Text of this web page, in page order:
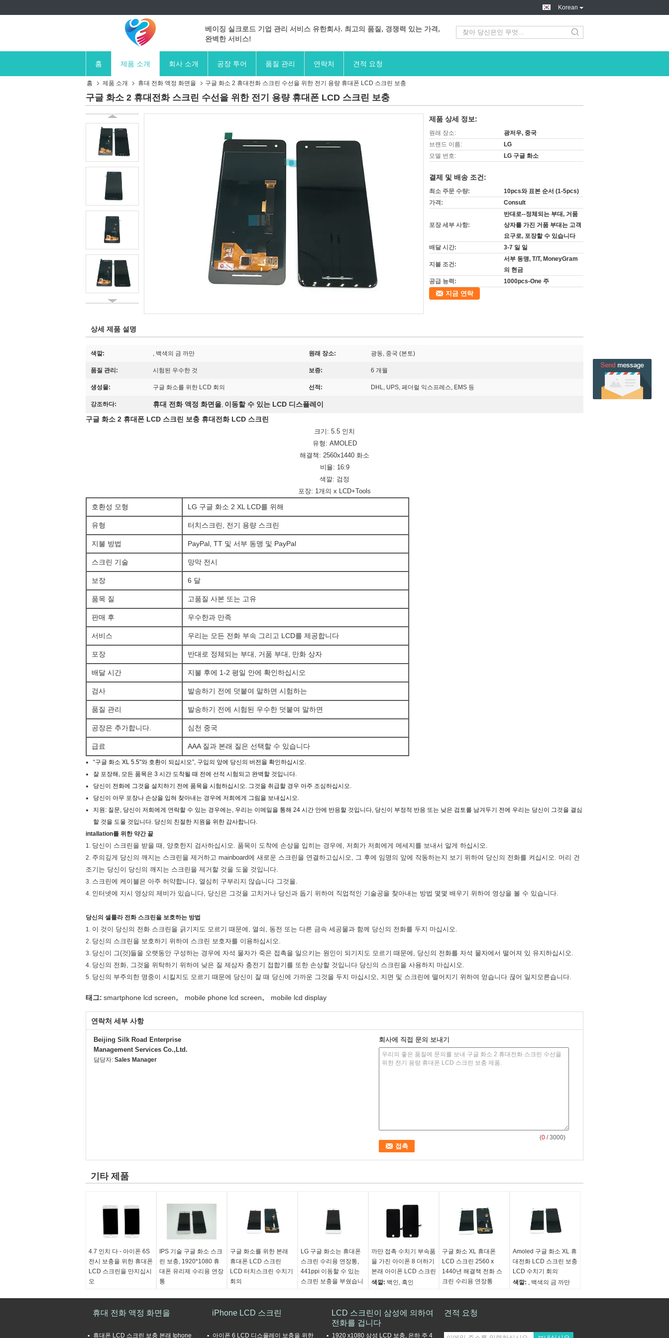
Korean
베이징 실크로드 기업 관리 서비스 유한회사. 최고의 품질, 경쟁력 있는 가격,
완벽한 서비스!
search
홈 제품 소개 회사 소개 공장 투어 품질 관리 연락처 견적 요청
홈 제품 소개 휴대 전화 액정 화면을 구글 화소 2 휴대전화 스크린 수선을 위한 전기 용량 휴대폰 LCD 스크린 보충
구글 화소 2 휴대전화 스크린 수선을 위한 전기 용량 휴대폰 LCD 스크린 보충
제품 상세 정보:
원래 장소:
광저우, 중국
브랜드 이름:
LG
모델 번호:
LG 구글 화소
결제 및 배송 조건:
최소 주문 수량:
10pcs와 표본 순서 (1-5pcs)
가격:
Consult
포장 세부 사항:
반대로--정체되는 부대, 거품
상자를 가진 거품 부대는 고객
요구로, 포장할 수 있습니다
배달 시간:
3-7 일 일
지불 조건:
서부 동맹, T/T, MoneyGram
의 현금
공급 능력:
1000pcs-One 주
지금 연락
상세 제품 설명
색깔: , 백색의 금 까만 원래 장소: 광동, 중국 (본토)
품질 관리: 시험된 우수한 것 보증: 6 개월
생성물: 구글 화소를 위한 LCD 회의 선적: DHL, UPS, 페더럴 익스프레스, EMS 등
강조하다: 휴대 전화 액정 화면을, 이동할 수 있는 LCD 디스플레이
구글 화소 2 휴대폰 LCD 스크린 보충 휴대전화 LCD 스크린
크기: 5.5 인치
유형: AMOLED
해결책: 2560x1440 화소
비율: 16:9
색깔: 검정
포장: 1개의 x LCD+Tools
호환성 모형 LG 구글 화소 2 XL LCD를 위해
유형 터치스크린, 전기 용량 스크린
지불 방법 PayPal, TT 및 서부 동맹 및 PayPal
스크린 기술 망막 전시
보장 6 달
품목 질 고품질 사본 또는 고유
판매 후 우수한과 만족
서비스 우리는 모든 전화 부속 그리고 LCD를 제공합니다
포장 반대로 정체되는 부대, 거품 부대, 만화 상자
배달 시간 지불 후에 1-2 평일 안에 확인하십시오
검사 발송하기 전에 덧붙여 말하면 시험하는
품질 관리 발송하기 전에 시험된 우수한 덧붙여 말하면
공장은 추가합니다. 심천 중국
급료 AAA 질과 본래 질은 선택할 수 있습니다
“구글 화소 XL 5.5"와 호환이 되십시오”, 구입의 앞에 당신의 버전을 확인하십시오.
잘 포장해, 모든 품목은 3 시간 도착될 때 전에 선적 시험되고 완벽할 것입니다.
당신이 전화에 그것을 설치하기 전에 품목을 시험하십시오. 그것을 취급할 경우 아주 조심하십시오.
당신이 아무 포장나 손상을 입혀 찾아내는 경우에 저희에게 그림을 보내십시오.
지원: 질문, 당신이 저희에게 연락할 수 있는 경우에는, 우리는 이메일을 통해 24 시간 안에 반응할 것입니다, 당신이 부정적 반응 또는 낮은 검토를 남겨두기 전에 우리는 당신이 그것을 결심
할 것을 도울 것입니다. 당신의 친절한 지원을 위한 감사합니다.
intallation를 위한 약간 끝
1. 당신이 스크린을 받을 때, 양호한지 검사하십시오. 품목이 도착에 손상을 입히는 경우에, 저희가 저희에게 메세지를 보내서 알게 하십시오.
2. 주의깊게 당신의 깨지는 스크린을 제거하고 mainboard에 새로운 스크린을 연결하고십시오, 그 후에 임명의 앞에 작동하는지 보기 위하여 당신의 전화를 켜십시오. 머리 건
조기는 당신이 당신의 깨지는 스크린을 제거할 것을 도울 것입니다.
3. 스크린에 케이블은 아주 허약합니다, 열심히 구부리지 않습니다 그것을.
4. 인터넷에 지시 영상의 제비가 있습니다, 당신은 그것을 고치거나 당신과 돕기 위하여 직업적인 기술공을 찾아내는 방법 몇몇 배우기 위하여 영상을 볼 수 있습니다.
당신의 셀룰라 전화 스크린을 보호하는 방법
1. 이 것이 당신의 전화 스크린을 긁기지도 모르기 때문에, 열쇠, 동전 또는 다른 금속 세공물과 함께 당신의 전화를 두지 마십시오.
2. 당신의 스크린을 보호하기 위하여 스크린 보호자를 이용하십시오.
3. 당신이 그(것)들을 오랫동안 구성하는 경우에 자석 물자가 죽은 접촉을 일으키는 원인이 되기지도 모르기 때문에, 당신의 전화를 자석 물자에서 떨어져 있 유지하십시오.
4. 당신의 전화, 그것을 위탁하기 위하여 낮은 질 제삼자 충전기 접합기를 또한 손상할 것입니다 당신의 스크린을 사용하지 마십시오.
5. 당신의 부주의한 명중이 시킬지도 모르기 때문에 당신이 잘 때 당신에 가까운 그것을 두지 마십시오, 지면 및 스크린에 떨어지기 위하여 얻습니다 끊어 일지모른습니다.
태그: smartphone lcd screen, mobile phone lcd screen, mobile lcd display
연락처 세부 사항
Beijing Silk Road Enterprise
Management Services Co.,Ltd.
담당자: Sales Manager
회사에 직접 문의 보내기
(0 / 3000)
기타 제품
4.7 인치 다 - 아이폰 6S
전시 보충을 위한 휴대폰
LCD 스크린을 만지십시
오
과학 기술: 기술 IPS
IPS 기술 구글 화소 스크
린 보충, 1920*1080 휴
대폰 유리제 수리용 연장
통
(본토)
해결: 1920년 x 1080의
구글 화소를 위한 본래
휴대폰 LCD 스크린
LCD 터치스크린 수치기
회의
(본토)
한 것
LG 구글 화소는 휴대폰
스크린 수리용 연장통,
441ppi 이동할 수 있는
스크린 보충을 부쉈습니
광동, 중국
조건:
아주 새로운 100%
까만 접촉 수치기 부속품
을 가진 아이폰 8 더하기
본래 아이폰 LCD 스크린
색깔: 백인, 흑인
조건:새로운
보증:
구글 화소 XL 휴대폰
LCD 스크린 2560 x
1440년 해결책 전화 스
크린 수리용 연장통
(본토)
보증:6 개월
Amoled 구글 화소 XL 휴
대전화 LCD 스크린 보충
LCD 수치기 회의
색깔: , 백색의 금 까만
보증:6 개월
휴대 전화 액정 화면을
휴대폰 LCD 스크린 보충 본래 Iphone
iPhone LCD 스크린
아이폰 6 LCD 디스플레이 보충을 위한
LCD 스크린이 삼성에 의하여
전화를 겁니다
1920 x1080 삼성 LCD 보충, 은하 주 4
견적 요청